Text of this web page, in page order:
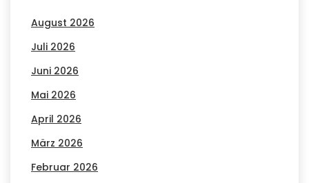
August 2026
Juli 2026
Juni 2026
Mai 2026
April 2026
März 2026
Februar 2026